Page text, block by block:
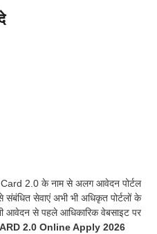
Card 2.0 के नाम से अलग आवेदन पोर्टल
सेवाएं अभी भी अधिकृत पोर्टलों के
आवेदन से पहले आधिकारिक वेबसाइट पर
2.0 Online Apply 2026